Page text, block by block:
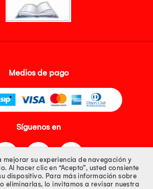
Medios de pago
Síguenos en
mejorar su experiencia de navegación y
Al hacer clic en “Acepto”, usted consiente
dispositivo. Para más información sobre
eliminarlas, lo invitamos a revisar nuestra